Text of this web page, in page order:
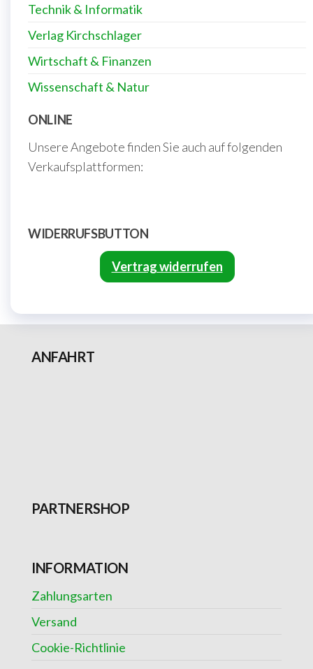
Technik & Informatik
Verlag Kirchschlager
Wirtschaft & Finanzen
Wissenschaft & Natur
ONLINE
Unsere Angebote finden Sie auch auf folgenden
Verkaufsplattformen:
WIDERRUFSBUTTON
Vertrag widerrufen
ANFAHRT
PARTNERSHOP
INFORMATION
Zahlungsarten
Versand
Cookie-Richtlinie